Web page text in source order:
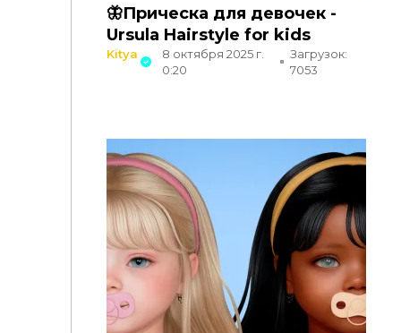
🦋Прическа для девочек -
Ursula Hairstyle for kids
Kitya
8 октября 2025 г.
0:20
Загрузок:
7053